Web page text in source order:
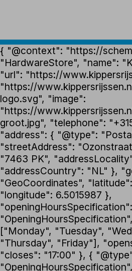
{ "@context": "https://
"HardwareStore", "name":
"url": "https://
"https://
logo.svg", "image":
"https://
groot.jpg", "telephone":
"address": { "@type":
"streetAddress":
"7463 PK",
"addressCountry": "NL" },
"GeoCoordinates",
"longitude": 6.5015987 },
["Monday", "Tuesday",
"Thursday", "Friday"],
"closes": "17:00" }, {